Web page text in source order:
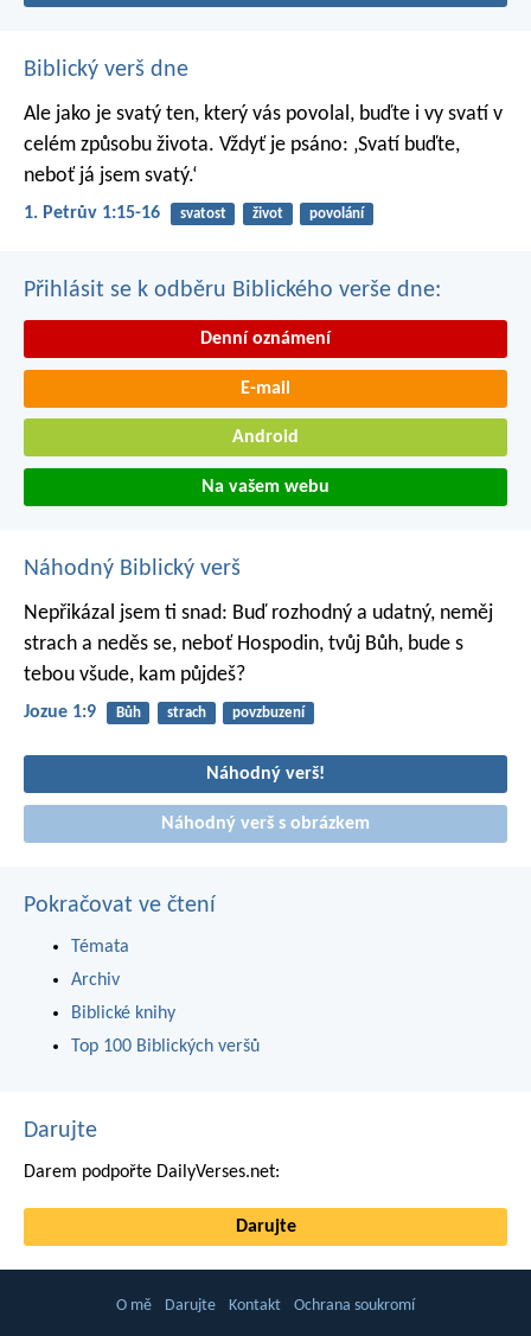
Biblický verš dne
Ale jako je svatý ten, který vás povolal, buďte i vy svatí v
celém způsobu života. Vždyť je psáno: ‚Svatí buďte,
neboť já jsem svatý.‘
1. Petrův 1:15-16 svatost život povolání
Přihlásit se k odběru Biblického verše dne:
Denní oznámení
E-mail
Android
Na vašem webu
Náhodný Biblický verš
Nepřikázal jsem ti snad: Buď rozhodný a udatný, neměj
strach a neděs se, neboť Hospodin, tvůj Bůh, bude s
tebou všude, kam půjdeš?
Jozue 1:9 Bůh strach povzbuzení
Náhodný verš!
Náhodný verš s obrázkem
Pokračovat ve čtení
Témata
Archiv
Biblické knihy
Top 100 Biblických veršů
Darujte
Darem podpořte DailyVerses.net:
Darujte
O mě Darujte Kontakt Ochrana soukromí